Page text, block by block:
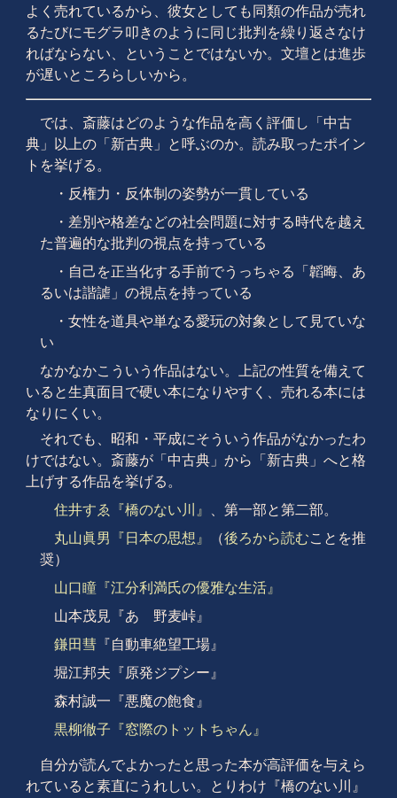
よく売れているから、彼女としても同類の作品が売れ
るたびにモグラ叩きのように同じ批判を繰り返さなけ
ればならない、ということではないか。文壇とは進歩
が遅いところらしいから。
では、斎藤はどのような作品を高く評価し「中古
典」以上の「新古典」と呼ぶのか。読み取ったポイン
トを挙げる。
・反権力・反体制の姿勢が一貫している
・差別や格差などの社会問題に対する時代を越え
た普遍的な批判の視点を持っている
・自己を正当化する手前でうっちゃる「韜晦、あ
るいは諧謔」の視点を持っている
・女性を道具や単なる愛玩の対象として見ていな
い
なかなかこういう作品はない。上記の性質を備えて
いると生真面目で硬い本になりやすく、売れる本には
なりにくい。
それでも、昭和・平成にそういう作品がなかったわ
けではない。斎藤が「中古典」から「新古典」へと格
上げする作品を挙げる。
住井すゑ『橋のない川』
、第一部と第二部。
丸山眞男『日本の思想』
（後ろから読むことを推
奨）
山口瞳『江分利満氏の優雅な生活』
山本茂見『あゝ野麦峠』
鎌田彗『自動車絶望工場』
堀江邦夫『原発ジプシー』
森村誠一『悪魔の飽食』
黒柳徹子『窓際のトットちゃん』
自分が読んでよかったと思った本が高評価を与えら
れていると素直にうれしい。とりわけ『橋のない川』